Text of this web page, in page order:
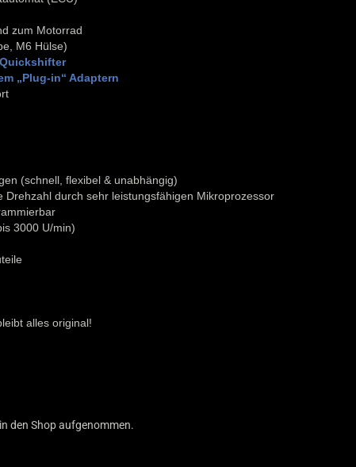
zum Motorrad
M6 Hülse)
„Plug-in“ Adaptern
(schnell, flexibel & unabhängig)
Drehzahl durch sehr leistungsfähigen Mikroprozessor
3000 U/min)
alles original!
den Shop aufgenommen.